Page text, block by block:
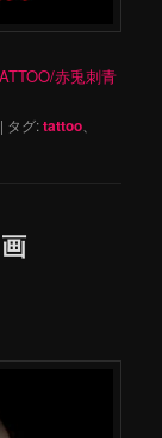
赤兎刺青
| タグ:tattoo